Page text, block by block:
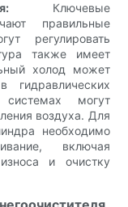
Ключевые
правильные
регулировать
также имеет
холод может
могут
воздуха. Для
необходимо
включая
и очистку